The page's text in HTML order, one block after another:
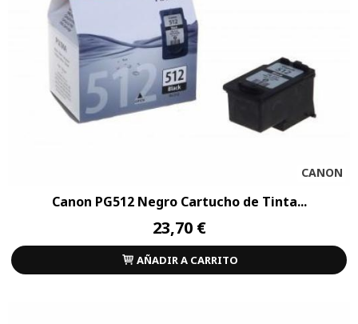
CANON
Canon PG512 Negro Cartucho de Tinta...
23,70 €
AÑADIR A CARRITO